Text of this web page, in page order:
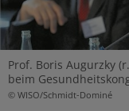
Prof. Boris Augurzky
beim
© WISO/Schmidt-Dominé